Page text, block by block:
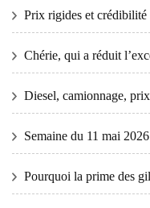
Prix ​​​​rigides et crédibilité
Chérie, qui a réduit
Diesel, camionnage,
Semaine du 11 mai 2026
Pourquoi la prime des